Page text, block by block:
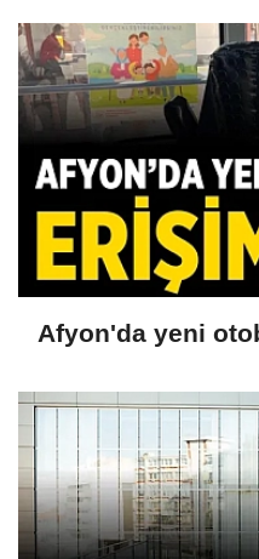
Afyon'da yeni